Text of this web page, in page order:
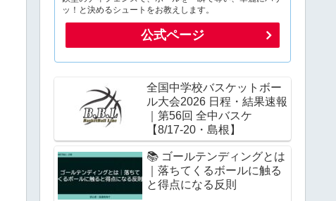
ッ！と決めるシュートをお教えします。
公式ページ
全国中学校バスケットボー
ル大会2026 日程・結果速報
｜第56回 全中バスケ
【8/17-20・島根】
📚 ゴールテンディングとは
｜落ちてくるボールに触る
と得点になる反則